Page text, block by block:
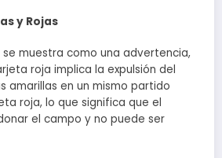
y Rojas
muestra como una advertencia,
roja implica la expulsión del
amarillas en un mismo partido
roja, lo que significa que el
el campo y no puede ser